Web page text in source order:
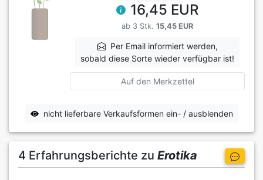
16,45 EUR
ab 3 Stk. 15,45 EUR
Per Email informiert werden,
sobald diese Sorte wieder verfügbar ist!
Auf den Merkzettel
nicht lieferbare Verkaufsformen ein- / ausblenden
4 Erfahrungsberichte zu Erotika